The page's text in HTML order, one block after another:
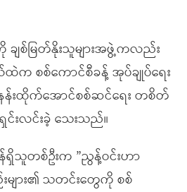
ျစ်မြတ်နိုးသူများအဖွဲ့ကလည်း
ထဲက စစ်ကောင်စီခန့် အုပ်ချုပ်ရေး
န်းထိုက်အောင်စစ်ဆင်ရေး တစိတ်
င်းလင်းခဲ့ သေးသည်။
ရှိသူတစ်ဦးက ”ညွန့်ဝင်းဟာ
ျား၏ သတင်းတွေကို စစ်